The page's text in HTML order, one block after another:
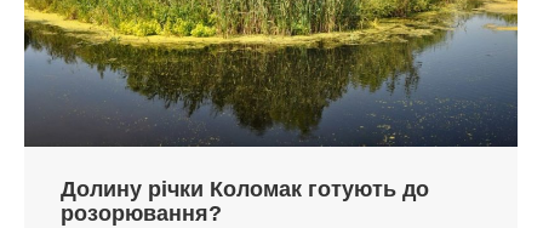
Долину річки Коломак готують до
розорювання?